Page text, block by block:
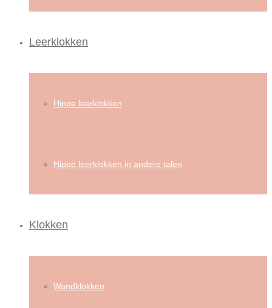
Leerklokken
Hippe leerklokken
Hippe leerklokken in andere talen
Klokken
Wandklokken